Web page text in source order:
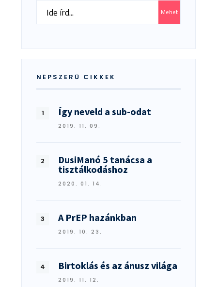
Search
Mehet
NÉPSZERŰ CIKKEK
Így neveld a sub-odat
2019. 11. 09.
DusiManó 5 tanácsa a
tisztálkodáshoz
2020. 01. 14.
A PrEP hazánkban
2019. 10. 23.
Birtoklás és az ánusz világa
2019. 11. 12.